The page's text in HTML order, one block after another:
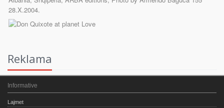
Reklama
Informative
Lajmet